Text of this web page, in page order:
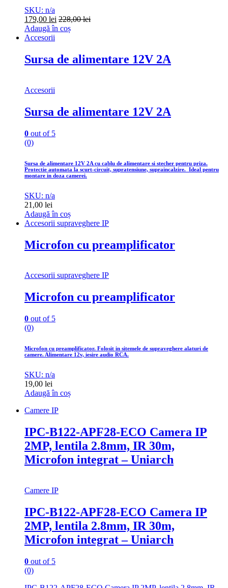
SKU: n/a
179,00 lei 228,00lei
Adaugă în coș
Accesorii
Sursa de alimentare 12V 2A
Accesorii
Sursa de alimentare 12V 2A
0 out of 5
(0)
Sursa de alimentare 12V 2A cu cablu de alimentare si stecher pentru priza.
Protectie automata la scurt-circuit, supratensiune, supraincalzire. Ideal pentru
montare in doza camerei.
SKU: n/a
21,00 lei
Adaugă în coș
Accesorii supraveghere IP
Microfon cu preamplificator
Accesorii supraveghere IP
Microfon cu preamplificator
0 out of 5
(0)
Microfon cu preamplificator. Folosit in sitemele de supraveghere alaturi de
camere. Alimentare 12v, iesire audio RCA.
SKU: n/a
19,00 lei
Adaugă în coș
Camere IP
IPC-B122-APF28-ECO Camera IP
2MP, lentila 2.8mm, IR 30m,
Microfon integrat – Uniarch
Camere IP
IPC-B122-APF28-ECO Camera IP
2MP, lentila 2.8mm, IR 30m,
Microfon integrat – Uniarch
0 out of 5
(0)